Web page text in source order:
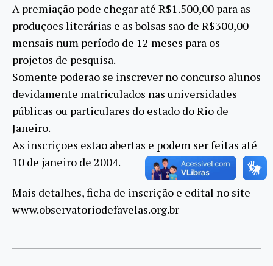
A premiação pode chegar até R$1.500,00 para as
produções literárias e as bolsas são de R$300,00
mensais num período de 12 meses para os
projetos de pesquisa.
Somente poderão se inscrever no concurso alunos
devidamente matriculados nas universidades
públicas ou particulares do estado do Rio de
Janeiro.
As inscrições estão abertas e podem ser feitas até
10 de janeiro de 2004.
Mais detalhes, ficha de inscrição e edital no site
www.observatoriodefavelas.org.br